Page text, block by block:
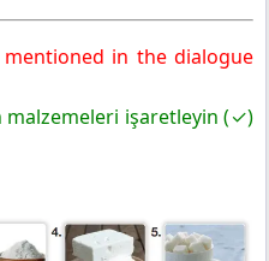
in the dialogue
malzemeleri işaretleyin (✓)